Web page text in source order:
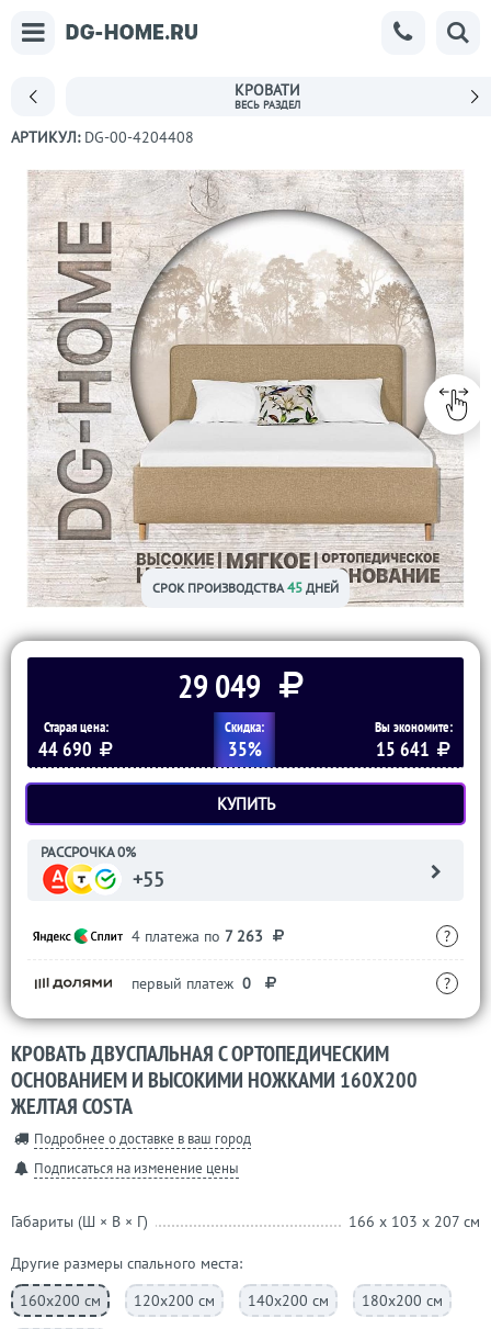
КРОВАТИ
АРТИКУЛ: DG-00-4204408
СРОК ПРОИЗВОДСТВА45 ДНЕЙ
29 049
Старая цена:
44 690
Скидка:
35%
Вы экономите:
15 641
КУПИТЬ
РАССРОЧКА 0%
+55
4 платежа по 7 263 ?
первый платеж 0 ?
КРОВАТЬ ДВУСПАЛЬНАЯ С ОРТОПЕДИЧЕСКИМ
ОСНОВАНИЕМ И ВЫСОКИМИ НОЖКАМИ 160Х200
ЖЕЛТАЯ COSTA
Подробнее о доставке в ваш город
Подписаться на изменение цены
Габариты (Ш × В × Г) 166 x 103 x 207 см
Другие размеры спального места:
160х200 см
120х200 см 140х200 см 180х200 см